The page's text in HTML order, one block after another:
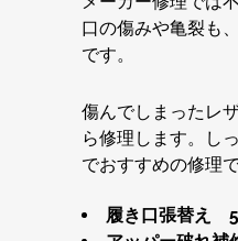
口の傷みや亀裂も
です。
傷んでしまったレ
ら修理します。し
でおすすめの修理で
履き口張替え